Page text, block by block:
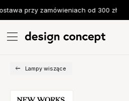
przy zamówieniach od 300 zł
Lampy wiszące